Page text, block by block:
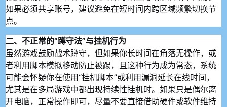
如果必须共享账号，建议避免在短时间内跨区域频繁切换节
点。
二、不正常的“蹲守法”与挂机行为
虽然游戏鼓励战术蹲守，但如果你长时间在角落无操作，或
者利用脚本模拟移动防止被踢，且这种行为成为常态，系统
可能会怀疑你在使用“挂机脚本”或利用漏洞延长在线时间，
尤其是在多局游戏中都出现持续性挂机时。如果只是偶尔离
开电脑，正常操作即可，尽量不要直接借助硬件或软件维持